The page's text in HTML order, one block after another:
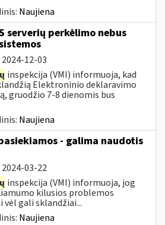
Naujiena
serverių perkėlimo nebus
2024-12-03
inspekcija (VMI) informuoja, kad
Elektroninio deklaravimo
gruodžio 7-8 dienomis bus
Naujiena
- galima naudotis
2024-03-22
inspekcija (VMI) informuoja, jog
kilusios problemos
vėl gali sklandžiai...
Naujiena